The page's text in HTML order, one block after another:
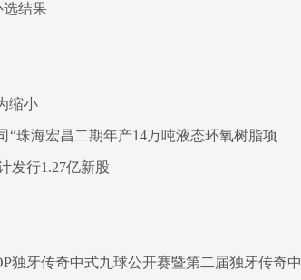
选结果
缩小
珠海宏昌二期年产14万吨液态环氧树脂项
发行1.27亿新股
独牙传奇中式九球公开赛暨第二届独牙传奇中